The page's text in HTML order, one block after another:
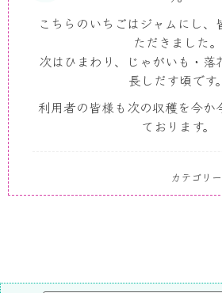
こちらのいちごはジャムにし、
ただきました。
次はひまわり、じゃがいも・落
長しだす頃です。
利用者の皆様も次の収穫を今か
ております。
カテゴリー